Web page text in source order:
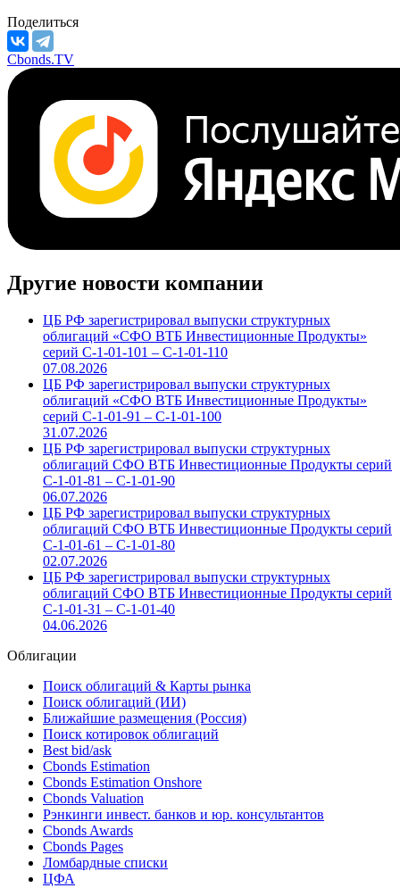
Поделиться
Cbonds.TV
Другие новости компании
ЦБ РФ зарегистрировал выпуски структурных
облигаций «СФО ВТБ Инвестиционные Продукты»
серий С-1-01-101 – С-1-01-110
07.08.2026
ЦБ РФ зарегистрировал выпуски структурных
облигаций «СФО ВТБ Инвестиционные Продукты»
серий С-1-01-91 – С-1-01-100
31.07.2026
ЦБ РФ зарегистрировал выпуски структурных
облигаций СФО ВТБ Инвестиционные Продукты серий
С-1-01-81 – С-1-01-90
06.07.2026
ЦБ РФ зарегистрировал выпуски структурных
облигаций СФО ВТБ Инвестиционные Продукты серий
С-1-01-61 – С-1-01-80
02.07.2026
ЦБ РФ зарегистрировал выпуски структурных
облигаций СФО ВТБ Инвестиционные Продукты серий
С-1-01-31 – С-1-01-40
04.06.2026
Облигации
Поиск облигаций & Карты рынка
Поиск облигаций (ИИ)
Ближайшие размещения (Россия)
Поиск котировок облигаций
Best bid/ask
Cbonds Estimation
Cbonds Estimation Onshore
Cbonds Valuation
Рэнкинги инвест. банков и юр. консультантов
Cbonds Awards
Cbonds Pages
Ломбардные списки
ЦФА